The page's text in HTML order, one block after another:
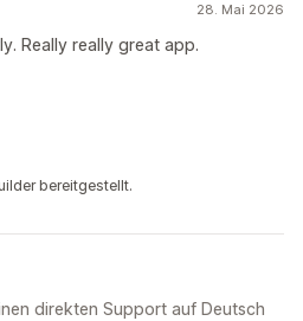
28. Mai 2026
Really really great app.
bereitgestellt.
direkten Support auf Deutsch